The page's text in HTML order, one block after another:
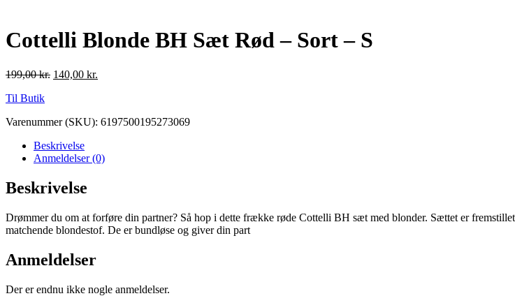
Cottelli Blonde BH Sæt Rød – Sort – S
199,00kr. 140,00 kr.
Til Butik
Varenummer (SKU): 6197500195273069
Beskrivelse
Anmeldelser (0)
Beskrivelse
Drømmer du om at forføre din partner? Så hop i dette frække røde Cottelli BH sæt med blonder. Sættet er
matchende blondestof. De er bundløse og giver din part
Anmeldelser
Der er endnu ikke nogle anmeldelser.